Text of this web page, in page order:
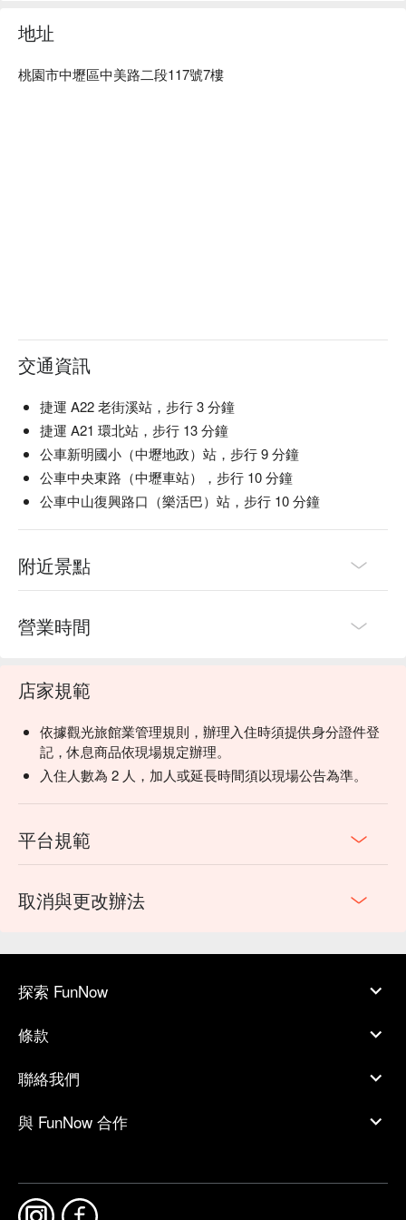
地址
桃園市中壢區中美路二段117號7樓
交通資訊
捷運 A22 老街溪站，步行 3 分鐘
捷運 A21 環北站，步行 13 分鐘
公車新明國小（中壢地政）站，步行 9 分鐘
公車中央東路（中壢車站），步行 10 分鐘
公車中山復興路口（樂活巴）站，步行 10 分鐘
附近景點
營業時間
店家規範
依據觀光旅館業管理規則，辦理入住時須提供身分證件登
記，休息商品依現場規定辦理。
入住人數為 2 人，加人或延長時間須以現場公告為準。
平台規範
取消與更改辦法
探索 FunNow
條款
聯絡我們
與 FunNow 合作